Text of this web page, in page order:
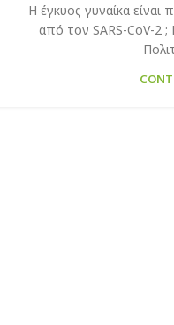
Η έγκυος γυναίκα
από τον SARS-CoV-2